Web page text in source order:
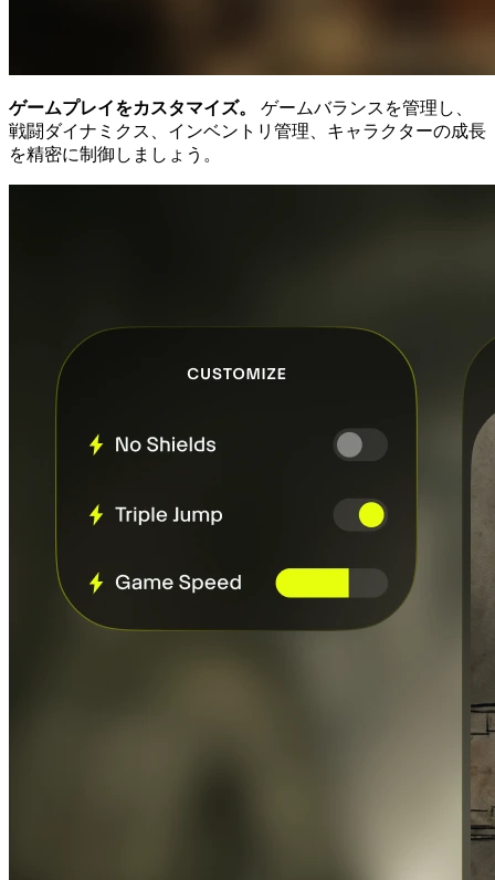
ゲームプレイをカスタマイズ。
ゲームバランスを管理し、
戦闘ダイナミクス、インベントリ管理、キャラクターの成長
を精密に制御しましょう。